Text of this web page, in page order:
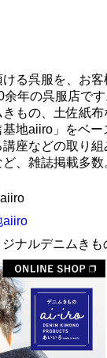
ける呉服を、お
余年の呉服店で
もの、土佐紙
地aiiro」をベ
座などの取り組
、雑誌掲載多数
ナルデニムきも